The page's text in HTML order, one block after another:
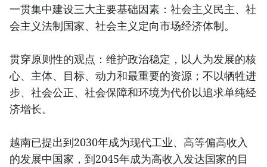
一贯集中建设三大主要基础因素：社会主义民主、社
会主义法制国家、社会主义定向市场经济体制。
贯穿原则性的观点：维护政治稳定，以人为发展的核
心、主体、目标、动力和最重要的资源；不以牺牲进
步、社会公正、社会保障和环境为代价以追求单纯经
济增长。
越南已提出到2030年成为现代工业、高等偏高收入
的发展中国家，到2045年成为高收入发达国家的目